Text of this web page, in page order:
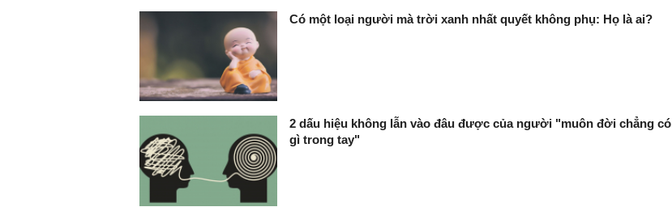
Có một loại người mà trời xanh nhất quyết không phụ: Họ là ai?
2 dấu hiệu không lẫn vào đâu được của người "muôn đời chẳng có
gì trong tay"